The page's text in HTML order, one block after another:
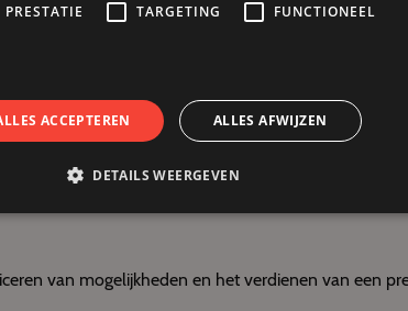
PARTNER
van mogelijkheden en het verdienen van een
PRESTATIE TARGETING FUNCTIONEEL
ACCEPTEREN ALLES AFWIJZEN
DETAILS WEERGEVEN